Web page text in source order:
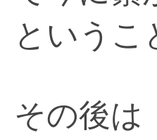
というこ
その後は